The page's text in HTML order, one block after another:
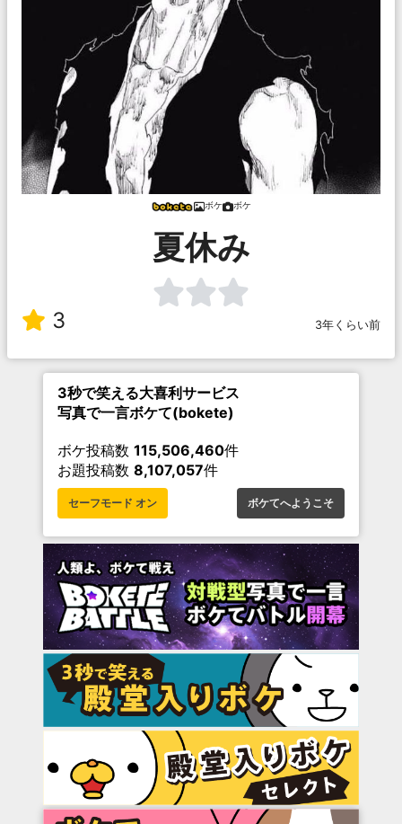
ボケ ボケ
夏休み
3 3年くらい前
3秒で笑える大喜利サービス
写真で一言ボケて(bokete)
ボケ投稿数 115,506,460件
お題投稿数 8,107,057件
セーフモード オン ボケてへようこそ